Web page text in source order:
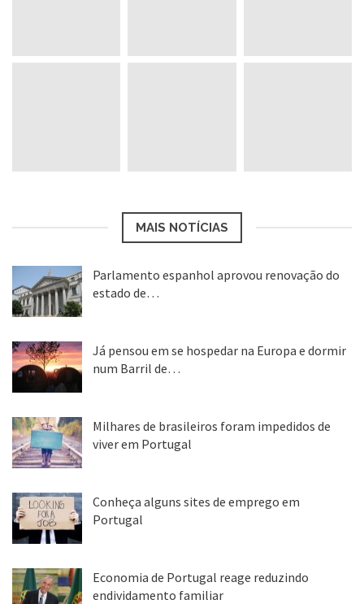
MAIS NOTÍCIAS
Parlamento espanhol aprovou renovação do
estado de…
Já pensou em se hospedar na Europa e dormir
num Barril de…
Milhares de brasileiros foram impedidos de
viver em Portugal
Conheça alguns sites de emprego em
Portugal
Economia de Portugal reage reduzindo
endividamento familiar